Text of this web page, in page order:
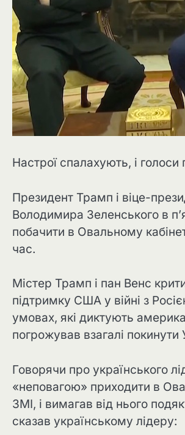
Настрої спалахують, і голоси
Президент Трамп і віце-
Володимира Зеленського в
побачити в Овальному
час.
Містер Трамп і пан Венс
підтримку США у війні з
умовах, які диктують
погрожував взагалі
Говорячи про українського
«неповагою» приходити в
ЗМІ, і вимагав від нього
сказав українському лідеру: